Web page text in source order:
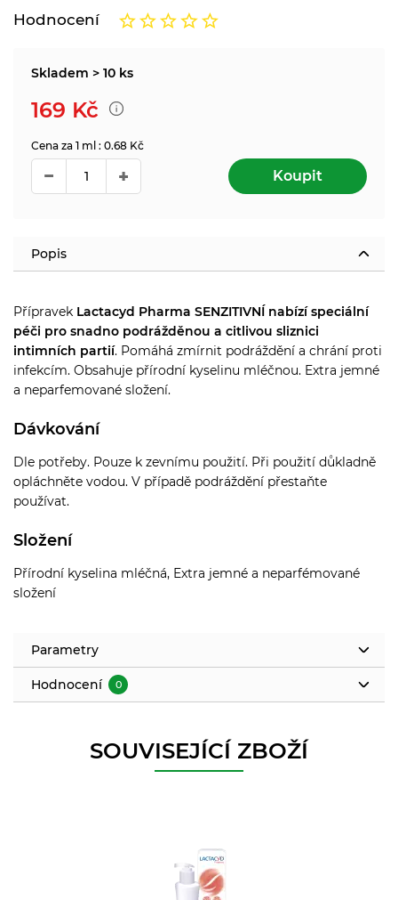
Hodnocení
Skladem > 10 ks
169 Kč
Cena za 1 ml : 0.68 Kč
Koupit
Popis
Přípravek Lactacyd Pharma SENZITIVNÍ nabízí speciální
péči pro snadno podrážděnou a citlivou sliznici
intimních partií. Pomáhá zmírnit podráždění a chrání proti
infekcím. Obsahuje přírodní kyselinu mléčnou. Extra jemné
a neparfemované složení.
Dávkování
Dle potřeby. Pouze k zevnímu použití. Při použití důkladně
opláchněte vodou. V případě podráždění přestaňte
používat.
Složení
Přírodní kyselina mléčná, Extra jemné a neparfémované
složení
Parametry
Hodnocení 0
SOUVISEJÍCÍ ZBOŽÍ